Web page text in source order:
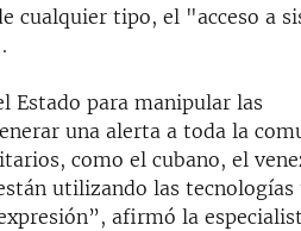
cualquier tipo, el "acceso a
Estado para manipular las
una alerta a toda la
como el cubano, el
utilizando las
afirmó la